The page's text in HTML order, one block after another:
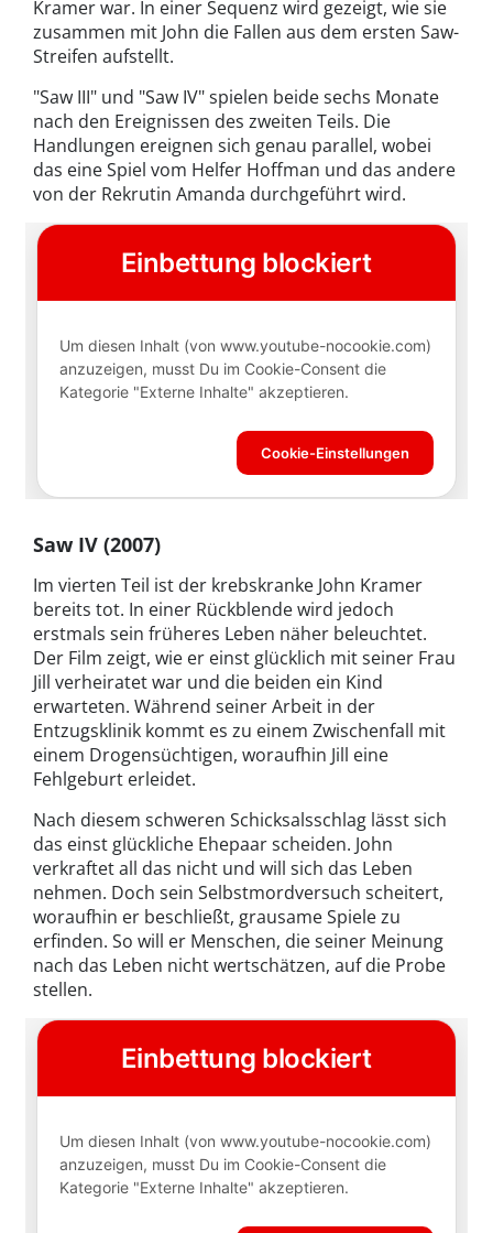
Kramer war. In einer Sequenz wird gezeigt, wie sie
zusammen mit John die Fallen aus dem ersten Saw-
Streifen aufstellt.
"Saw III" und "Saw IV" spielen beide sechs Monate
nach den Ereignissen des zweiten Teils. Die
Handlungen ereignen sich genau parallel, wobei
das eine Spiel vom Helfer Hoffman und das andere
von der Rekrutin Amanda durchgeführt wird.
Saw IV (2007)
Im vierten Teil ist der krebskranke John Kramer
bereits tot. In einer Rückblende wird jedoch
erstmals sein früheres Leben näher beleuchtet.
Der Film zeigt, wie er einst glücklich mit seiner Frau
Jill verheiratet war und die beiden ein Kind
erwarteten. Während seiner Arbeit in der
Entzugsklinik kommt es zu einem Zwischenfall mit
einem Drogensüchtigen, woraufhin Jill eine
Fehlgeburt erleidet.
Nach diesem schweren Schicksalsschlag lässt sich
das einst glückliche Ehepaar scheiden. John
verkraftet all das nicht und will sich das Leben
nehmen. Doch sein Selbstmordversuch scheitert,
woraufhin er beschließt, grausame Spiele zu
erfinden. So will er Menschen, die seiner Meinung
nach das Leben nicht wertschätzen, auf die Probe
stellen.